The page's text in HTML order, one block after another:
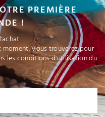
PREMIÈRE
!
Vous trouverez pour
les conditions d'utilisation du